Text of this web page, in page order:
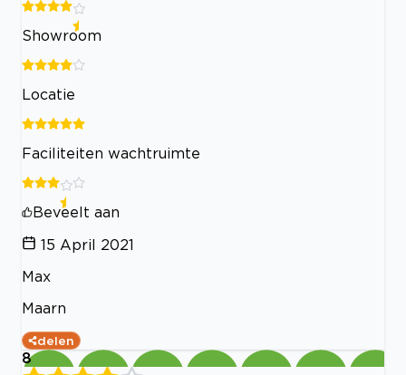
Showroom
Locatie
Faciliteiten wachtruimte
Beveelt aan
15 April 2021
Max
Maarn
delen
8